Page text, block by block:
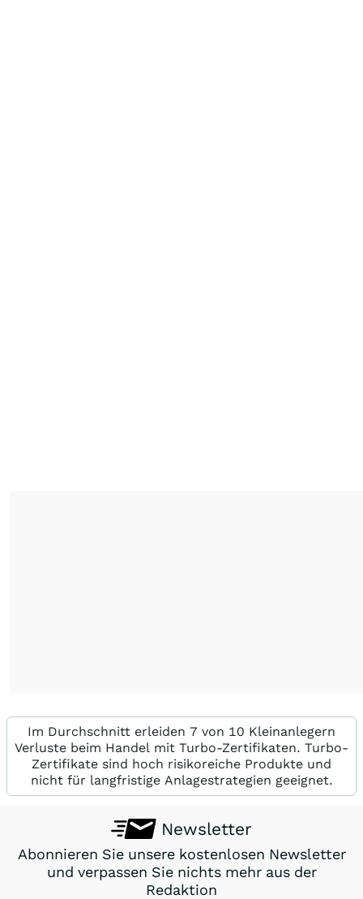
Im Durchschnitt erleiden 7 von 10 Kleinanlegern
Verluste beim Handel mit Turbo-Zertifikaten. Turbo-
Zertifikate sind hoch risikoreiche Produkte und
nicht für langfristige Anlagestrategien geeignet.
Newsletter
Abonnieren Sie unsere kostenlosen Newsletter
und verpassen Sie nichts mehr aus der
Redaktion